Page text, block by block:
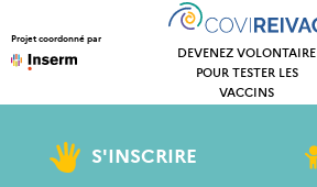
Projet coordonné par
DEVENEZ VOLONTAIRE
POUR TESTER LES
VACCINS
S'INSCRIRE